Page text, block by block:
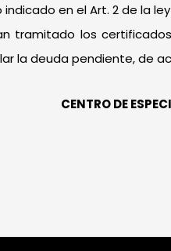
en el Art. 2 de la ley
tramitado los
la deuda pendiente, de
CENTRO DE